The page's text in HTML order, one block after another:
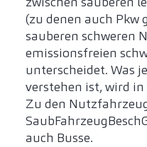
(zu denen auch Pkw
sauberen schweren
emissionsfreien
unterscheidet. Was
verstehen ist, wird in
Zu den
auch Busse.